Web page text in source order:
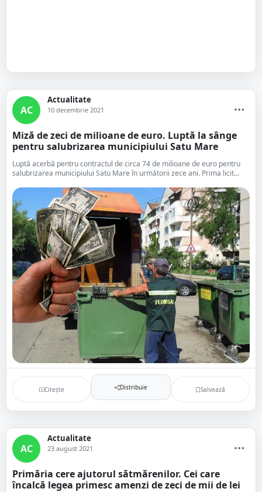
AC
Actualitate
10 decembrie 2021
Miză de zeci de milioane de euro. Luptă la sânge
pentru salubrizarea municipiului Satu Mare
Luptă acerbă pentru contractul de circa 74 de milioane de euro pentru
salubrizarea municipiului Satu Mare în următorii zece ani. Prima licit...
Citește Distribuie Salvează
AC
Actualitate
23 august 2021
Primăria cere ajutorul sătmărenilor. Cei care
încalcă legea primesc amenzi de zeci de mii de lei